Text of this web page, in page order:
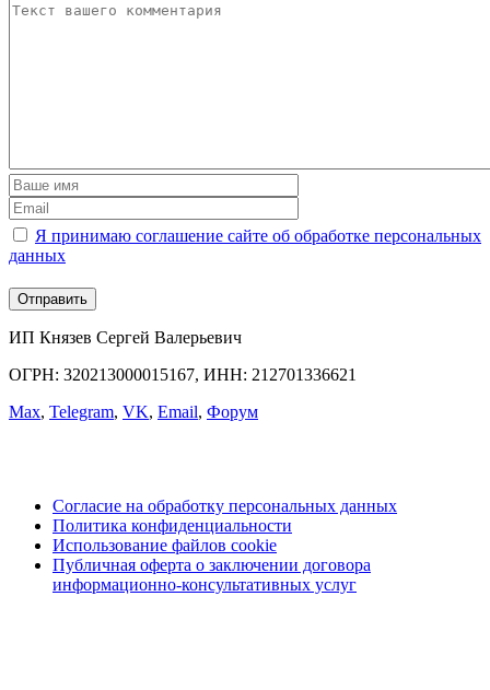
Я принимаю соглашение сайте об обработке персональных
данных
ИП Князев Сергей Валерьевич
ОГРН: 320213000015167, ИНН: 212701336621
Max, Telegram, VK, Email, Форум
Согласие на обработку персональных данных
Политика конфиденциальности
Использование файлов cookie
Публичная оферта о заключении договора
информационно-консультативных услуг